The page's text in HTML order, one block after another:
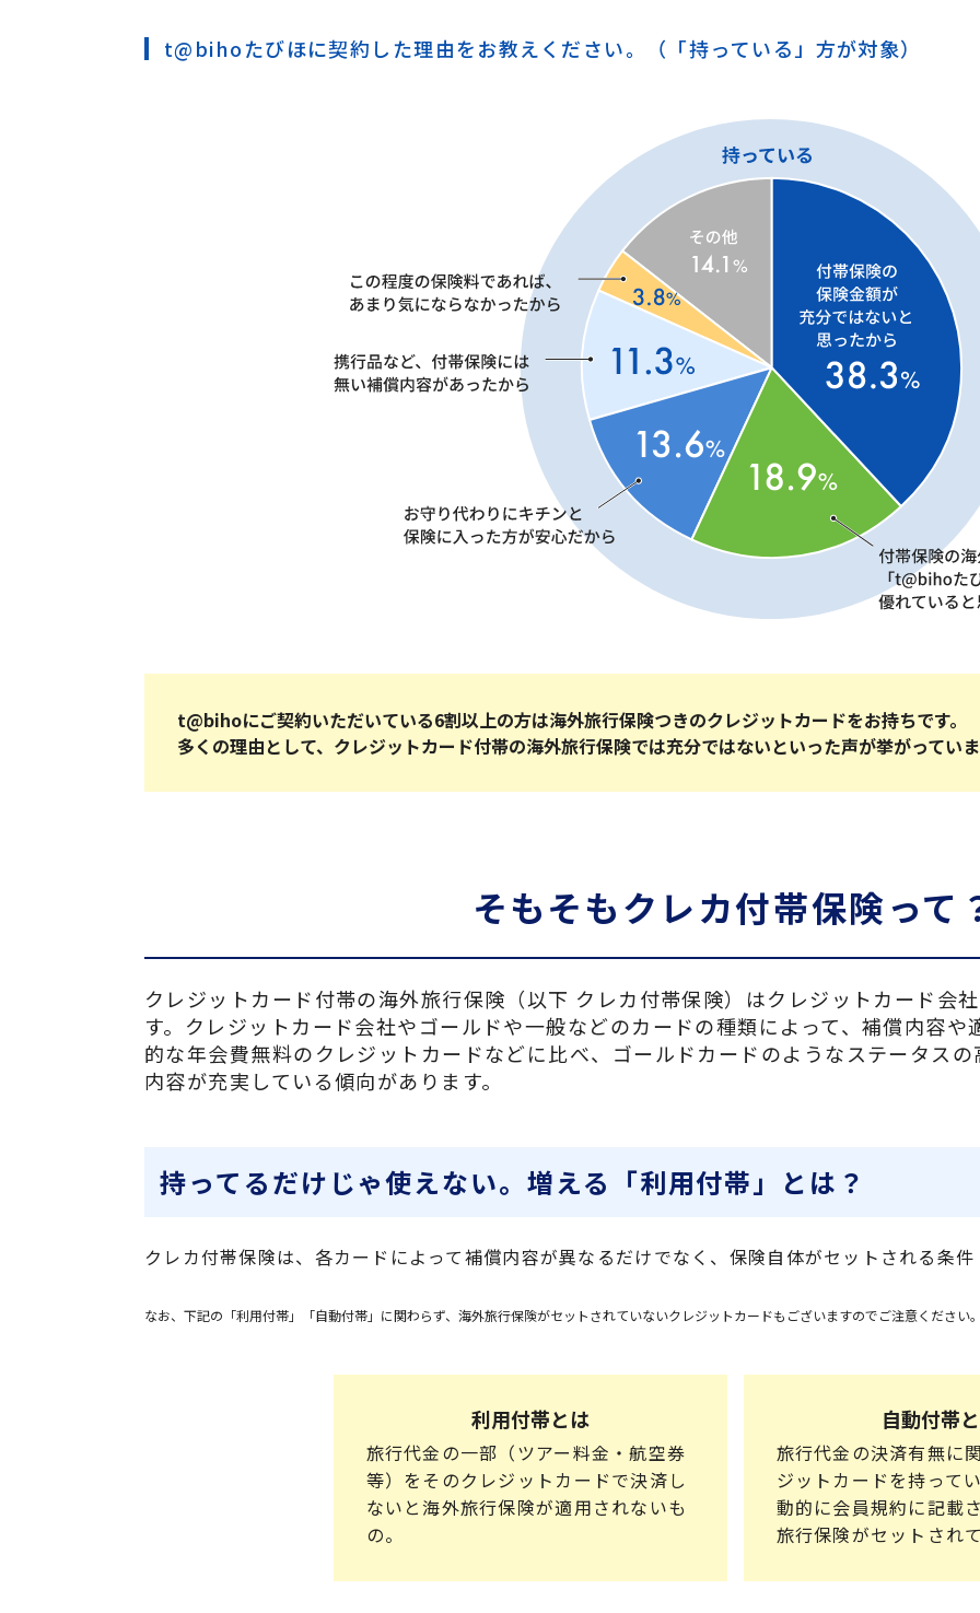
t@bihoたびほに契約した理由をお教えください。（「持っている」方が対象）
t@bihoにご契約いただいている6割以上の方は海外旅行保険つきのクレジットカードをお持ちです。
多くの理由として、クレジットカード付帯の海外旅行保険では充分ではないといった声が挙がってい
そもそもクレカ付帯保険って
クレジットカード付帯の海外旅行保険（以下 クレカ付帯保険）はクレジットカード会
す。クレジットカード会社やゴールドや一般などのカードの種類によって、補償内容
的な年会費無料のクレジットカードなどに比べ、ゴールドカードのようなステータス
内容が充実している傾向があります。
持ってるだけじゃ使えない。増える「利用付帯」とは？
クレカ付帯保険は、各カードによって補償内容が異なるだけでなく、保険自体がセットされる条
なお、下記の「利用付帯」「自動付帯」に関わらず、海外旅行保険がセットされていないクレジットカードもございますのでご注意ください
利用付帯とは
旅行代金の一部（ツアー料金・航空券
等）をそのクレジットカードで決済し
ないと海外旅行保険が適用されないも
の。
自動付帯
旅行代金の決済有無に
ジットカードを持って
動的に会員規約に記載
旅行保険がセットされ